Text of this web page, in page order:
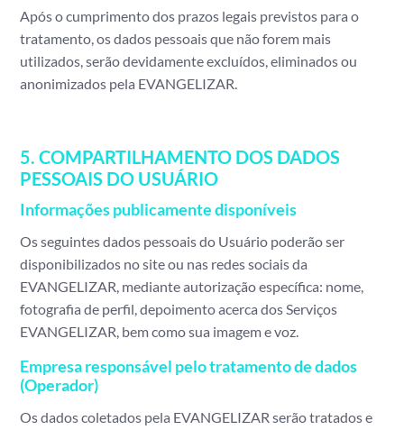
Após o cumprimento dos prazos legais previstos para o
tratamento, os dados pessoais que não forem mais
utilizados, serão devidamente excluídos, eliminados ou
anonimizados pela EVANGELIZAR.
5. COMPARTILHAMENTO DOS DADOS
PESSOAIS DO USUÁRIO
Informações publicamente disponíveis
Os seguintes dados pessoais do Usuário poderão ser
disponibilizados no site ou nas redes sociais da
EVANGELIZAR, mediante autorização específica: nome,
fotografia de perfil, depoimento acerca dos Serviços
EVANGELIZAR, bem como sua imagem e voz.
Empresa responsável pelo tratamento de dados
(Operador)
Os dados coletados pela EVANGELIZAR serão tratados e